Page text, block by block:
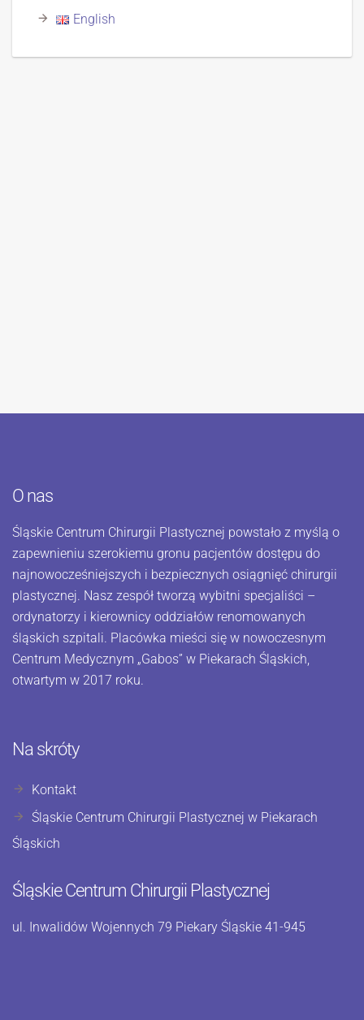
English
O nas
Śląskie Centrum Chirurgii Plastycznej powstało z myślą o
zapewnieniu szerokiemu gronu pacjentów dostępu do
najnowocześniejszych i bezpiecznych osiągnięć chirurgii
plastycznej. Nasz zespół tworzą wybitni specjaliści –
ordynatorzy i kierownicy oddziałów renomowanych
śląskich szpitali. Placówka mieści się w nowoczesnym
Centrum Medycznym „Gabos” w Piekarach Śląskich,
otwartym w 2017 roku.
Na skróty
Kontakt
Śląskie Centrum Chirurgii Plastycznej w Piekarach
Śląskich
Śląskie Centrum Chirurgii Plastycznej
ul. Inwalidów Wojennych 79 Piekary Śląskie 41-945